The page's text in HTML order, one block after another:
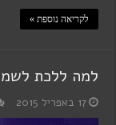
לקריאה נוספת »
למה ללכת
17 באפריל 2015